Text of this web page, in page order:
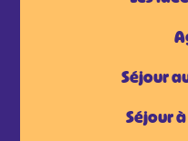
Séjour
Séjour